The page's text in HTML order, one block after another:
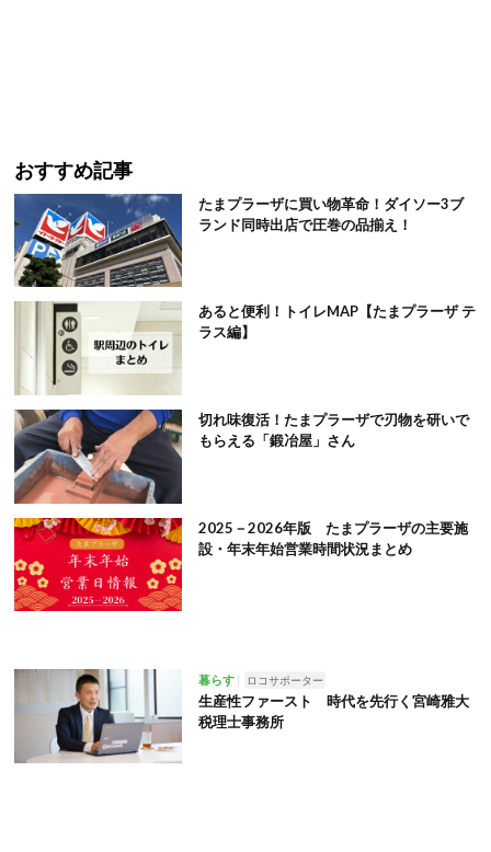
おすすめ記事
たまプラーザに買い物革命！ダイソー3ブ
ランド同時出店で圧巻の品揃え！
あると便利！トイレMAP【たまプラーザ テ
ラス編】
切れ味復活！たまプラーザで刃物を研いで
もらえる「鍛冶屋」さん
2025－2026年版 たまプラーザの主要施
設・年末年始営業時間状況まとめ
暮らす ロコサポーター
生産性ファースト 時代を先行く宮崎雅大
税理士事務所